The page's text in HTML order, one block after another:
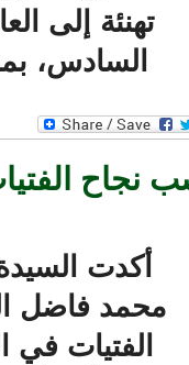
تهنئة إلى
السادس،
نجاح
أكدت السيدة
محمد فاضل
الفتيات في